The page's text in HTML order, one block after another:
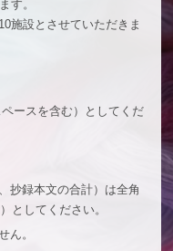
す。
施設とさせていただきま
ースを含む）としてくだ
抄録本文の合計）は全角
としてください。
ん。